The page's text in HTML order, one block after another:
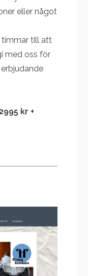
eller något
timmar till att
med oss för
kr +